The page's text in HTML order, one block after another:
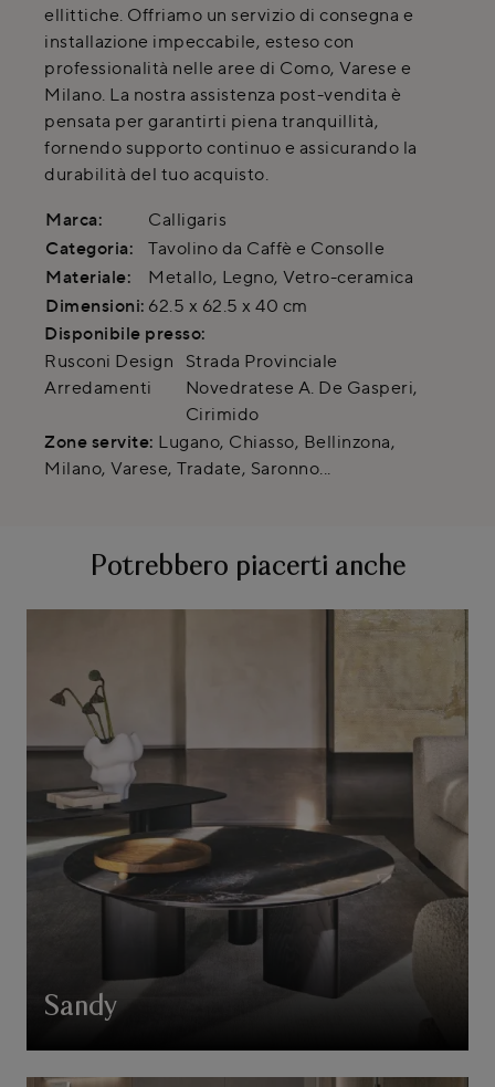
ellittiche. Offriamo un servizio di consegna e
installazione impeccabile, esteso con
professionalità nelle aree di Como, Varese e
Milano. La nostra assistenza post-vendita è
pensata per garantirti piena tranquillità,
fornendo supporto continuo e assicurando la
durabilità del tuo acquisto.
Marca:
Calligaris
Categoria:
Tavolino da Caffè e Consolle
Materiale:
Metallo, Legno, Vetro-ceramica
Dimensioni: 62.5 x 62.5 x 40 cm
Disponibile presso:
Rusconi Design
Arredamenti
Strada Provinciale
Novedratese A. De Gasperi,
Cirimido
Zone servite: Lugano, Chiasso, Bellinzona,
Milano, Varese, Tradate, Saronno...
Potrebbero piacerti anche
Sandy